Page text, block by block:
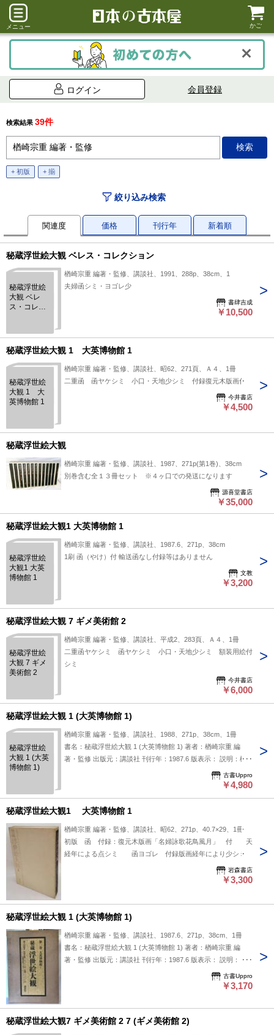
メニュー かご
ログイン 会員登録
検索結果 39件
+ 初版 + 揃
絞り込み検索
関連度 価格 刊行年 新着順
秘蔵浮世絵大観 ベレス・コレクション
秘蔵浮世絵
大観 ベレ
ス・コレク
楢崎宗重 編著・監修、講談社、1991、288p、38cm、1
夫婦函シミ・ヨゴレ少
書肆吉成
￥10,500
秘蔵浮世絵大観 1 大英博物館 1
秘蔵浮世絵
大観 1 大
英博物館 1
楢崎宗重 編著・監修、講談社、昭62、271頁、Ａ４、1冊
二重函 函ヤケシミ 小口・天地少シミ 付録復元木版画付
今井書店
￥4,500
秘蔵浮世絵大観
楢崎宗重 編著・監修、講談社、1987、271p(第1巻)、38cm
別巻含む全１３冊セット ※４ヶ口での発送になります
源喜堂書店
￥35,000
秘蔵浮世絵大観1 大英博物館 1
秘蔵浮世絵
大観1 大英
博物館 1
楢崎宗重 編著・監修、講談社、1987.6、271p、38cm
1刷 函（やけ）付 輸送函なし付録等はありません
文教
￥3,200
秘蔵浮世絵大観 7 ギメ美術館 2
秘蔵浮世絵
大観 7 ギメ
美術館 2
楢崎宗重 編著・監修、講談社、平成2、283頁、Ａ４、1冊
二重函ヤケシミ 函ヤケシミ 小口・天地少シミ 額装用絵付
シミ
今井書店
￥6,000
秘蔵浮世絵大観 1 (大英博物館 1)
秘蔵浮世絵
大観 1 (大英
博物館 1)
楢崎宗重 編著・監修、講談社、1988、271p、38cm、1冊
書名：秘蔵浮世絵大観 1 (大英博物館 1) 著者：楢崎宗重 編
著・監修 出版元：講談社 刊行年：1987.6 版表示： 説明：楢
崎宗重が編著・監修を務めた『秘蔵浮世絵大観 1（大英博物館
1）』は、1987年に講談社から刊行された浮世絵の作品集と言
内容や収録作品の詳細については明確には記されていません
ん。刊行時期を踏まえ、当時の資料や図版の質がどのようなも
のか気になる方にとって注目されるかもしれません。 状態：
函
古書Uppro
￥4,980
秘蔵浮世絵大観1 大英博物館 1
楢崎宗重 編著・監修、講談社、昭62、271p、40.7×29、1冊
初版 函 付録：復元木版画「名婦詠歌花鳥風月」 付 天
経年による点シミ 函ヨゴレ 付録版画経年により少シミ
岩森書店
￥3,300
秘蔵浮世絵大観 1 (大英博物館 1)
楢崎宗重 編著・監修、講談社、1987.6、271p、38cm、1冊
書名：秘蔵浮世絵大観 1 (大英博物館 1) 著者：楢崎宗重 編
著・監修 出版元：講談社 刊行年：1987.6 版表示： 説明：
『秘蔵浮世絵大観 1 (大英博物館 1)』は、楢崎宗重氏が編著・
監修を務めた浮世絵の大型図録とされ、講談社から1987年6月
録しているとのことで、伝統的な浮世絵の魅力を知るための資
料として利用できそうです。内容や収録作品の詳細については
古書Uppro
￥3,170
秘蔵浮世絵大観7 ギメ美術館 2 7 (ギメ美術館 2)